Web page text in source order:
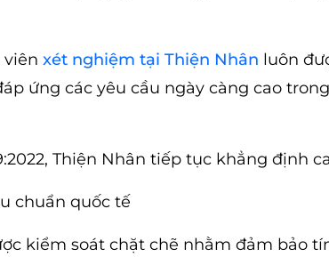
xét nghiệm tại Thiện Nhân luôn
ứng các yêu cầu ngày càng cao
Thiện Nhân tiếp tục khẳng định
chuẩn quốc tế
kiểm soát chặt chẽ nhằm đảm bảo